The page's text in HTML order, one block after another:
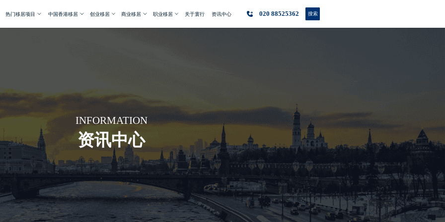
热门移居项目 中国香港移居 创业移居 商业移居 职业移居 关于寰行 资讯中心 020 88525362 搜索
INFORMATION
资讯中心